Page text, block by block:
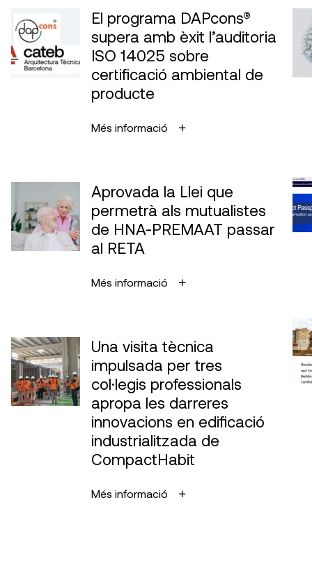
El programa DAPcons®
supera amb èxit l’auditoria
ISO 14025 sobre
certificació ambiental de
producte
Més informació
Aprovada la Llei que
permetrà als mutualistes
de HNA-PREMAAT passar
al RETA
Més informació
Una visita tècnica
impulsada per tres
col·legis professionals
apropa les darreres
innovacions en edificació
industrialitzada de
CompactHabit
Més informació